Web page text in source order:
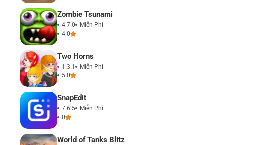
Zombie Tsunami
4.7.0
Miễn Phí
4.0
Two Horns
1.3.1
Miễn Phí
5.0
SnapEdit
7.6.5
Miễn Phí
0
World of Tanks Blitz